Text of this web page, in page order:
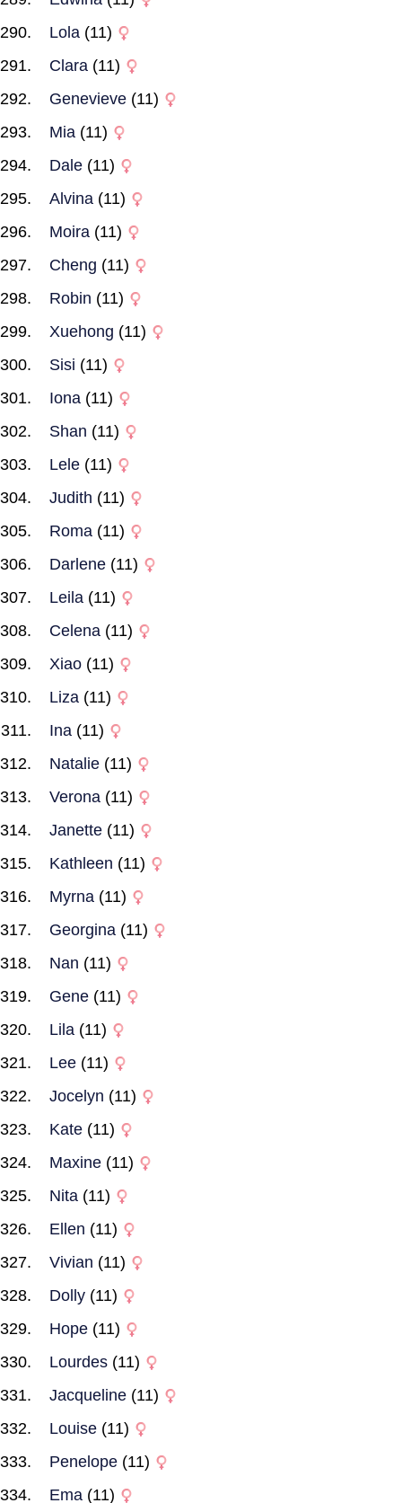
Lola (11)
Clara (11)
Genevieve (11)
Mia (11)
Dale (11)
Alvina (11)
Moira (11)
Cheng (11)
Robin (11)
Xuehong (11)
Sisi (11)
Iona (11)
Shan (11)
Lele (11)
Judith (11)
Roma (11)
Darlene (11)
Leila (11)
Celena (11)
Xiao (11)
Liza (11)
Ina (11)
Natalie (11)
Verona (11)
Janette (11)
Kathleen (11)
Myrna (11)
Georgina (11)
Nan (11)
Gene (11)
Lila (11)
Lee (11)
Jocelyn (11)
Kate (11)
Maxine (11)
Nita (11)
Ellen (11)
Vivian (11)
Dolly (11)
Hope (11)
Lourdes (11)
Jacqueline (11)
Louise (11)
Penelope (11)
Ema (11)